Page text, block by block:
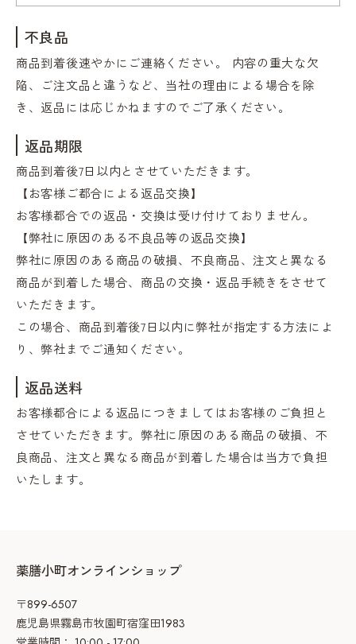
不良品
商品到着後速やかにご連絡ください。 内容の重大な欠
陥、ご注文品と違うなど、当社の理由による場合を除
き、返品には応じかねますのでご了承ください。
返品期限
商品到着後7日以内とさせていただきます。
【お客様ご都合による返品交換】
お客様都合での返品・交換は受け付けておりません。
【弊社に原因のある不良品等の返品交換】
弊社に原因のある商品の破損、不良商品、注文と異なる
商品が到着した場合、商品の交換・返品手続きをさせて
いただきます。
この場合、商品到着後7日以内に弊社が指定する方法によ
り、弊社までご通知ください。
返品送料
お客様都合による返品につきましてはお客様のご負担と
させていただきます。弊社に原因のある商品の破損、不
良商品、注文と異なる商品が到着した場合は当方で負担
いたします。
薬膳小町オンラインショップ
〒899-6507
鹿児島県霧島市牧園町宿窪田1983